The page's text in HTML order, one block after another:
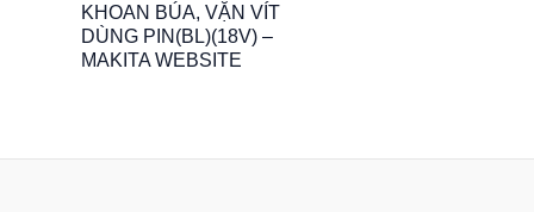
KHOAN BÚA, VẶN VÍT
DÙNG PIN(BL)(18V) –
MAKITA WEBSITE